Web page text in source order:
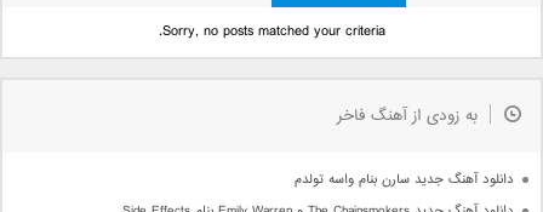
Sorry, no posts matched your criteria.
به زودی از آهنگ فاخر
دانلود آهنگ جدید سارن بنام واسه تولدم